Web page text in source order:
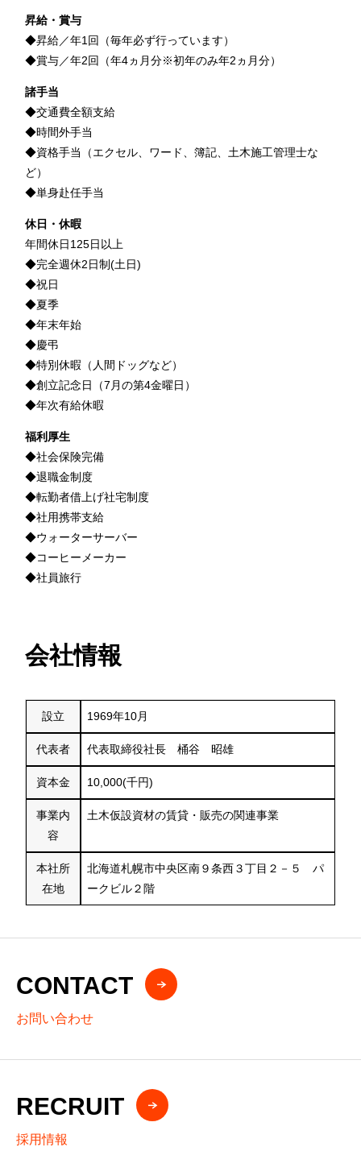
昇給・賞与
◆昇給／年1回（毎年必ず行っています）
◆賞与／年2回（年4ヵ月分※初年のみ年2ヵ月分）
諸手当
◆交通費全額支給
◆時間外手当
◆資格手当（エクセル、ワード、簿記、土木施工管理士な
ど）
◆単身赴任手当
休日・休暇
年間休日125日以上
◆完全週休2日制(土日)
◆祝日
◆夏季
◆年末年始
◆慶弔
◆特別休暇（人間ドッグなど）
◆創立記念日（7月の第4金曜日）
◆年次有給休暇
福利厚生
◆社会保険完備
◆退職金制度
◆転勤者借上げ社宅制度
◆社用携帯支給
◆ウォーターサーバー
◆コーヒーメーカー
◆社員旅行
会社情報
設立 1969年10月
代表者 代表取締役社長 桶谷 昭雄
資本金 10,000(千円)
事業内
容
土木仮設資材の賃貸・販売の関連事業
本社所
在地
北海道札幌市中央区南９条西３丁目２－５ パ
ークビル２階
CONTACT
お問い合わせ
RECRUIT
採用情報